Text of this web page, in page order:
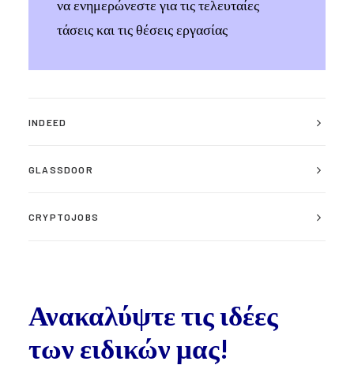
να ενημερώνεστε για τις τελευταίες
τάσεις και τις θέσεις εργασίας
INDEED
GLASSDOOR
CRYPTOJOBS
Ανακαλύψτε τις ιδέες
των ειδικών μας!